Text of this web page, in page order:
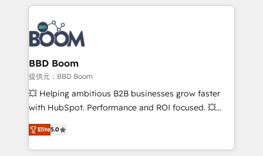
100+ intégrations CRM HubSpot réussies - 40
experts conseil - 150 certifications HubSpot
cumulées
builds scalable strategies that drive long-term
revenue. ⚙️ HubSpot Integration & Optimization •
Seamless CRM, CMS, and automation setup •
Complex platform migrations and data cleanups •
Custom APIs and third-party integrations 📈 End-to-
End Revenue Acceleration • Lifecycle marketing and
pipeline growth programs • Sales enablement tools
and CRM optimization • Retention strategies with
Execution • 750+ onboardings and 2,000+
implementations • Deep expertise across marketing,
BBD Boom
提供元：BBD Boom
💥 Helping ambitious B2B businesses grow faster
with HubSpot. Performance and ROI focused. 💥
BBD Boom is the HubSpot partner that can help you
to HubSpot Better. We work with your teams to
solve all your HubSpot challenges and improve user
Elite5.0